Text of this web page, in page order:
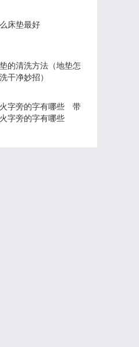
床垫最好
的清洗方法（地垫怎
干净妙招）
字旁的字有哪些 带
字旁的字有哪些